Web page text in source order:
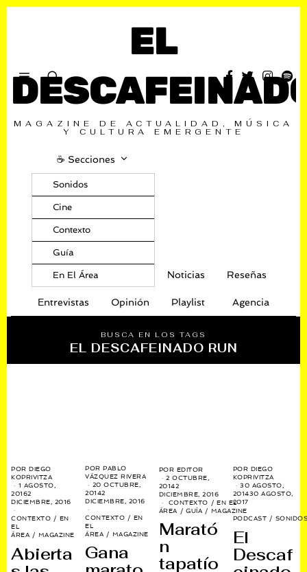
EL
MAGAZINE DE ACTUALIDAD, MÚSICA
Y CULTURA EMERGENTE
☕️ Secciones
Sonidos
Cine
Contexto
Guía
En El Área Noticias Reseñas
Entrevistas Opinión Playlist Agencia
BUSCA EN LOS TAGS
EL DESCAFEINADO RUN
PORDIEGO
KOPRIVITZA
1 AGOSTO,
20162
DICIEMBRE, 2016
CONTEXTO / EN
EL
ÁREA / MAGAZINE
Abierta
PORPABLO
VÁZQUEZ RIVERA
20 OCTUBRE,
20142
DICIEMBRE, 2016
CONTEXTO / EN
EL
ÁREA / MAGAZINE
Gana
POR EDITOR
2 OCTUBRE,
20142
DICIEMBRE, 2016
CONTEXTO / EN EL
ÁREA / GUÍA / MAGAZINE
Marató
n
tapatío
POR DIEGO
KOPRIVITZA
30 AGOSTO,
201430 AGOSTO,
2017
PODCAST /
El
Descaf